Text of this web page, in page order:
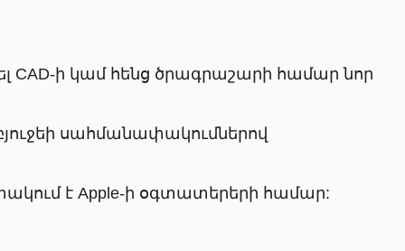
CAD-ի կամ հենց ծրագրաշարի համար նոր
սահմանափակումներով
է Apple-ի օգտատերերի համար: